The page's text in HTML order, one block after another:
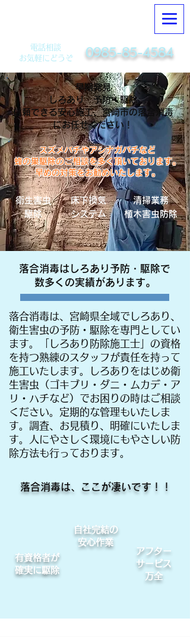
電話相談
​お気軽にどうぞ
0985-85-4584
早期発見
しろあり 予防・駆除
信頼できる安心施工、宮崎市の落合消毒
にお任せください！
​スズメバチやアシナガバチなど
蜂の巣駆除のご相談を多く頂いております。
​早めの対策をお勧めいたします。
衛生害虫
駆除
床下換気
システム
清掃業務
植木害虫防除
落合消毒はしろあり予防・駆除で
数多くの実績があります。
落合消毒は、宮崎県全域でしろあり、
衛生害虫の予防・駆除を専門としてい
ます。「しろあり防除施工士」の資格
を持つ熟練のスタッフが責任を持って
施工いたします。しろありをはじめ衛
生害虫（ゴキブリ・ダニ・ムカデ・ア
リ・ハチなど）でお困りの時はご相談
ください。定期的な管理もいたしま
す。調査、お見積り、明確にいたしま
す。人にやさしく環境にもやさしい防
除方法も行っております。
落合消毒は、ここが凄いです！！
有資格者が
確実に駆除
アフター
サービス
万全
自社完結の
安心作業